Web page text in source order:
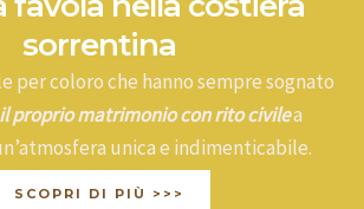
sorrentina
per coloro che hanno sempre sognato
proprio matrimonio con rito civilea
unica e indimenticabile.
SCOPRI DI PIÙ >>>